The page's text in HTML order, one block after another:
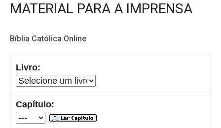
MATERIAL PARA A IMPRENSA
Bíblia Católica Online
Livro:
Capítulo: